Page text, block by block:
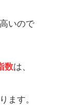
いので
数は、
ます。